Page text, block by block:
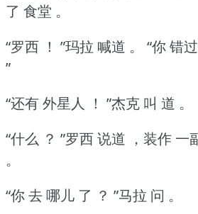
了 食堂 。
“罗西 ！ ”玛拉 喊道 。
“你 错
”
“还有 外星人 ！ ”杰克 叫 道 。
“什么 ？ ”罗西 说道 ，装作 一
。
“你 去 哪儿 了 ？ ”马拉 问 。